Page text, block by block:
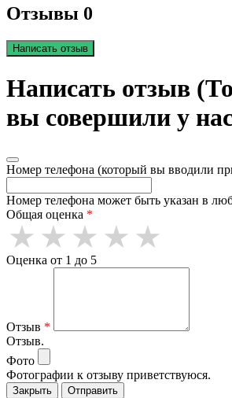
Отзывы 0
Написать отзыв
Написать отзыв
вы совершили у
Номер телефона (который вы вводили
Номер телефона может быть указан в
Общая оценка *
Оценка от 1 до 5
Отзыв *
Отзыв.
Фото
Фотографии к отзыву приветствуюся.
Закрыть Отправить